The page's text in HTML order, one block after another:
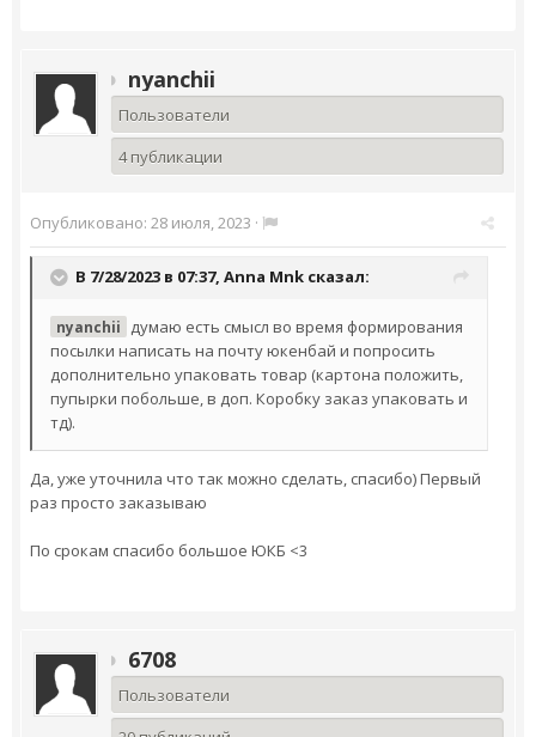
nyanchii
Пользователи
4 публикации
Опубликовано: 28 июля, 2023 ·
В 7/28/2023 в 07:37, Anna Mnk сказал:
nyanchii
думаю есть смысл во время формирования
посылки написать на почту юкенбай и попросить
дополнительно упаковать товар (картона положить,
пупырки побольше, в доп. Коробку заказ упаковать и
тд).
Да, уже уточнила что так можно сделать, спасибо) Первый
раз просто заказываю
По срокам спасибо большое ЮКБ <3
6708
Пользователи